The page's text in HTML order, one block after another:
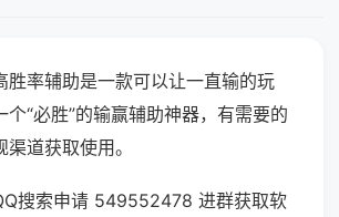
胜率辅助是一款可以让一直输的玩
个“必胜”的输赢辅助神器，有需要的
道获取使用。
搜索申请 549552478 进群获取软